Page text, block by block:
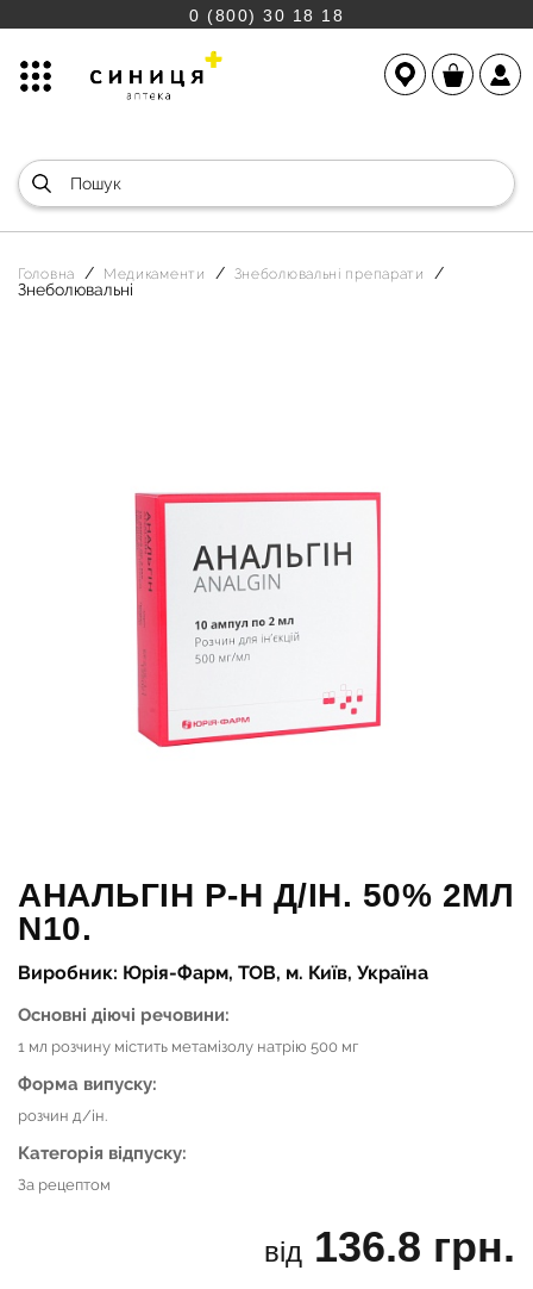
0 (800) 30 18 18
Головна Медикаменти Знеболювальні препарати
Знеболювальні
АНАЛЬГІН Р-Н Д/ІН. 50% 2МЛ
N10.
Виробник: Юрія-Фарм, ТОВ, м. Київ, Україна
Основні діючі речовини:
1 мл розчину містить метамізолу натрію 500 мг
Форма випуску:
розчин д/ін.
Категорія відпуску:
За рецептом
від 136.8 грн.